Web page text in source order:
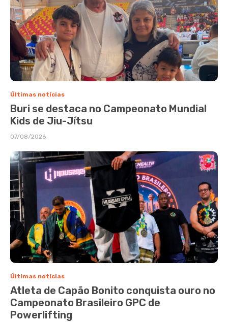
Últimas notícias
Buri se destaca no Campeonato Mundial
Kids de Jiu-Jítsu
07/08/2026
Últimas notícias
Atleta de Capão Bonito conquista ouro no
Campeonato Brasileiro GPC de
Powerlifting